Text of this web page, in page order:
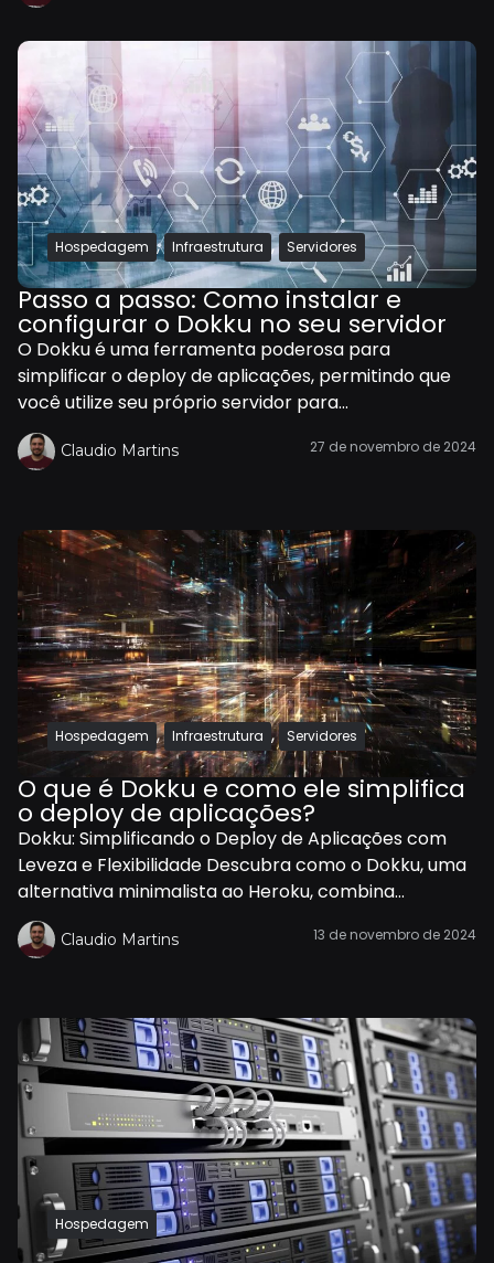
Hospedagem , Infraestrutura , Servidores
Passo a passo: Como instalar e
configurar o Dokku no seu servidor
O Dokku é uma ferramenta poderosa para
simplificar o deploy de aplicações, permitindo que
você utilize seu próprio servidor para...
Claudio Martins 27 de novembro de 2024
Hospedagem , Infraestrutura , Servidores
O que é Dokku e como ele simplifica
o deploy de aplicações?
Dokku: Simplificando o Deploy de Aplicações com
Leveza e Flexibilidade Descubra como o Dokku, uma
alternativa minimalista ao Heroku, combina...
Claudio Martins 13 de novembro de 2024
Hospedagem